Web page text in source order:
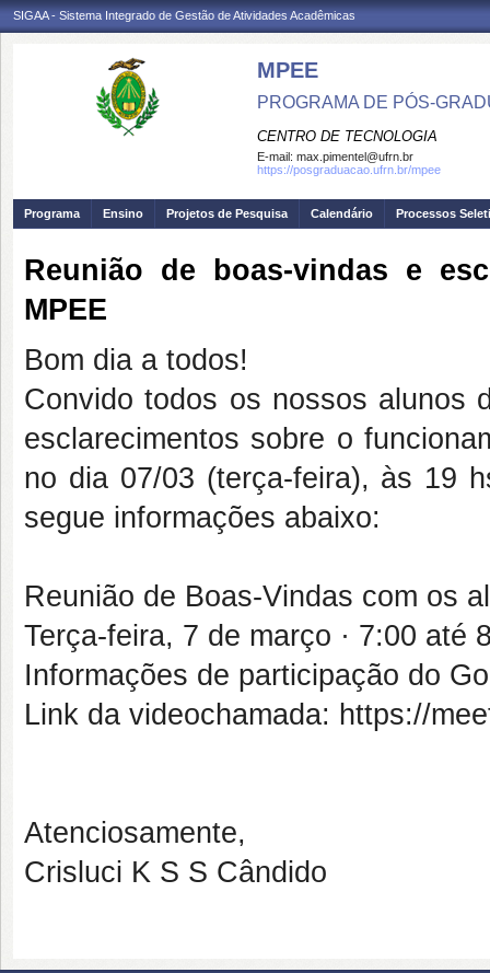
SIGAA - Sistema Integrado de Gestão de Atividades Acadêmicas
MPEE
PROGRAMA DE PÓS-
CENTRO DE TECNOLOGIA
E-mail: max.pimentel@ufrn.br
https://posgraduacao.ufrn.br/mpee
Programa Ensino Projetos de Pesquisa Calendário Processos
Reunião de boas-vindas e
MPEE
Bom dia a todos!
Convido todos os nossos alunos
esclarecimentos sobre o
no dia 07/03 (terça-feira), às 19
segue informações abaixo:
Reunião de Boas-Vindas com os
Terça-feira, 7 de março · 7:00 até
Informações de participação do
Link da videochamada: https://
Atenciosamente,
Crisluci K S S Cândido